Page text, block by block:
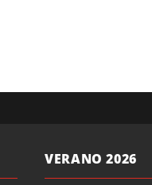
VERANO 2026